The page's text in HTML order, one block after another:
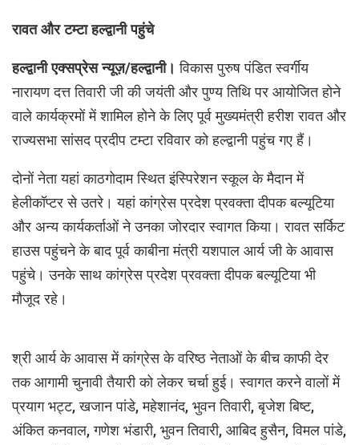
रावत और टम्टा हल्द्वानी पहुंचे
हल्द्वानी एक्सप्रेस न्यूज़/हल्द्वानी। विकास पुरुष पंडित स्वर्गीय
नारायण दत्त तिवारी जी की जयंती और पुण्य तिथि पर आयोजित होने
वाले कार्यक्रमों में शामिल होने के लिए पूर्व मुख्यमंत्री हरीश रावत और
राज्यसभा सांसद प्रदीप टम्टा रविवार को हल्द्वानी पहुंच गए हैं।
दोनों नेता यहां काठगोदाम स्थित इंस्पिरेशन स्कूल के मैदान में
हेलीकॉप्टर से उतरे। यहां कांग्रेस प्रदेश प्रवक्ता दीपक बल्यूटिया
और अन्य कार्यकर्ताओं ने उनका जोरदार स्वागत किया। रावत सर्किट
हाउस पहुंचने के बाद पूर्व काबीना मंत्री यशपाल आर्य जी के आवास
पहुंचे। उनके साथ कांग्रेस प्रदेश प्रवक्ता दीपक बल्यूटिया भी
मौजूद रहे।
श्री आर्य के आवास में कांग्रेस के वरिष्ठ नेताओं के बीच काफी देर
तक आगामी चुनावी तैयारी को लेकर चर्चा हुई। स्वागत करने वालों में
प्रयाग भट्ट, खजान पांडे, महेशानंद, भुवन तिवारी, बृजेश बिष्ट,
अंकित कनवाल, गणेश भंडारी, भुवन तिवारी, आबिद हुसैन, विमल पांडे,